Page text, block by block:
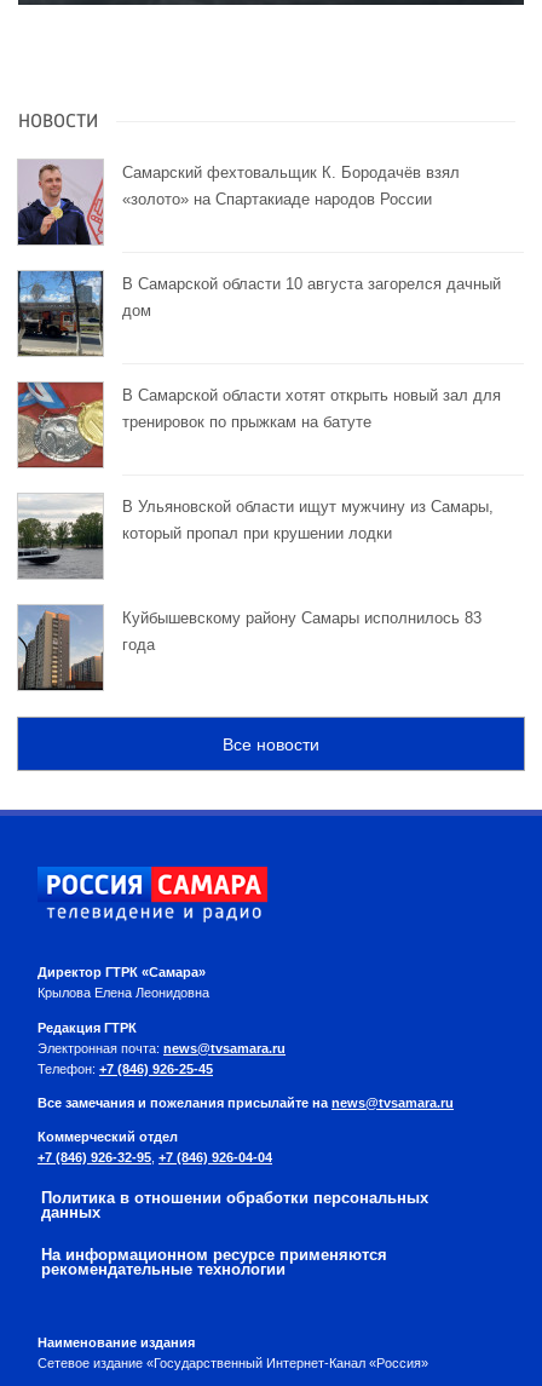
НОВОСТИ
Самарский фехтовальщик К. Бородачёв взял
«золото» на Спартакиаде народов России
В Самарской области 10 августа загорелся дачный
дом
В Самарской области хотят открыть новый зал для
тренировок по прыжкам на батуте
В Ульяновской области ищут мужчину из Самары,
который пропал при крушении лодки
Куйбышевскому району Самары исполнилось 83
года
Все новости
Директор ГТРК «Самара»
Крылова Елена Леонидовна
Редакция ГТРК
Электронная почта: news@tvsamara.ru
Телефон: +7 (846) 926-25-45
Все замечания и пожелания присылайте на news@tvsamara.ru
Коммерческий отдел
+7 (846) 926-32-95 +7 (846) 926-04-04
Политика в отношении обработки персональных
данных
На информационном ресурсе применяются
рекомендательные технологии
Наименование издания
Сетевое издание «Государственный Интернет-Канал «Россия»